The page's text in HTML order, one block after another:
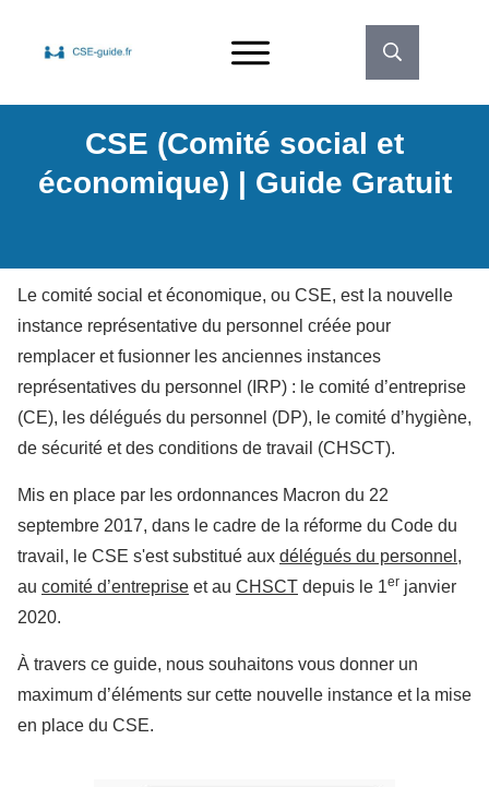
CSE (Comité social et
économique) | Guide Gratuit
Le comité social et économique, ou CSE, est la nouvelle
instance représentative du personnel créée pour
remplacer et fusionner les anciennes instances
représentatives du personnel (IRP) : le comité d’entreprise
(CE), les délégués du personnel (DP), le comité d’hygiène,
de sécurité et des conditions de travail (CHSCT).
Mis en place par les ordonnances Macron du 22
septembre 2017, dans le cadre de la réforme du Code du
travail, le CSE s'est substitué aux délégués du personnel ,
au comité d’entreprise et au CHSCT depuis le 1er janvier
2020.
À travers ce guide, nous souhaitons vous donner un
maximum d’éléments sur cette nouvelle instance et la mise
en place du CSE.